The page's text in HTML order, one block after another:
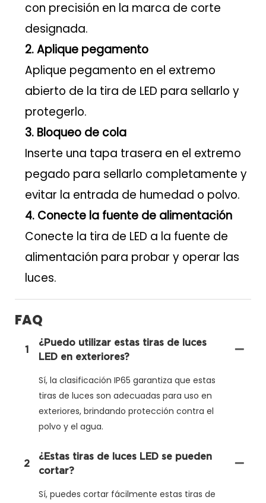
con precisión en la marca de corte
designada.
2. Aplique pegamento
Aplique pegamento en el extremo
abierto de la tira de LED para sellarlo y
protegerlo.
3. Bloqueo de cola
Inserte una tapa trasera en el extremo
pegado para sellarlo completamente y
evitar la entrada de humedad o polvo.
4. Conecte la fuente de alimentación
Conecte la tira de LED a la fuente de
alimentación para probar y operar las
luces.
FAQ
1
¿Puedo utilizar estas tiras de luces
LED en exteriores?
Sí, la clasificación IP65 garantiza que estas
tiras de luces son adecuadas para uso en
exteriores, brindando protección contra el
polvo y el agua.
2
¿Estas tiras de luces LED se pueden
cortar?
Sí, puedes cortar fácilmente estas tiras de